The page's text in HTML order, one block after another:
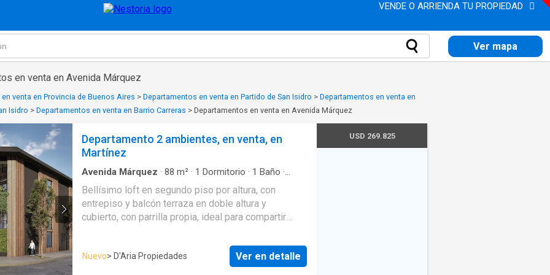
VENDE O ARRIENDA TU PROPIEDAD
Ver mapa
en venta en Avenida Márquez
venta en Provincia de Buenos Aires > Departamentos en venta en Partido de San Isidro > Departamentos en venta en
Isidro > Departamentos en venta en Barrio Carreras > Departamentos en venta en Avenida Márquez
Departamento 2 ambientes, en venta, en
Martínez
Avenida Márquez · 88 m² · 1 Dormitorio · 1 Baño ·
Apartamento
Cocina equipada· Gimnasio ·Internet ·Seguridad
·Agua
Bellísimo loft en segundo piso por altura, con
entrepiso y balcón terraza en doble altura y
cubierto, con parrilla propia, ideal para compartir
accede mediante la calle de circulación central de
todas las unidades, a un amplio living comedor con
salida a un verdadero "open living" (un espectacular
Nuevo> D'Aria Propiedades Ver en detalle
USD 269.825